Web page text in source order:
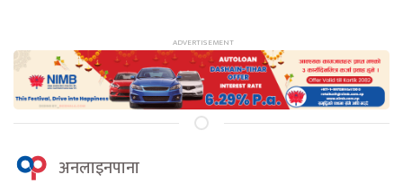
अनलाइनपाना